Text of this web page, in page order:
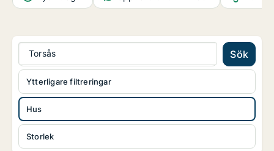
Torsås Sök
Hus
Storlek
Ytterligare filtreringar